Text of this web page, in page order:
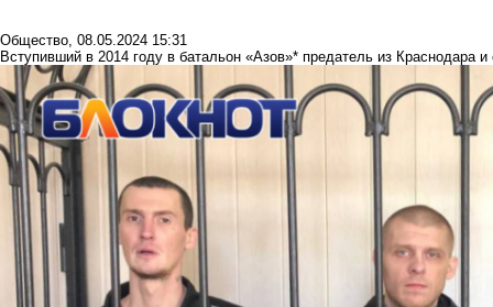
Общество 08.05.2024 15:31
Вступивший в 2014 году в батальон «Азов»* предатель из Краснодара